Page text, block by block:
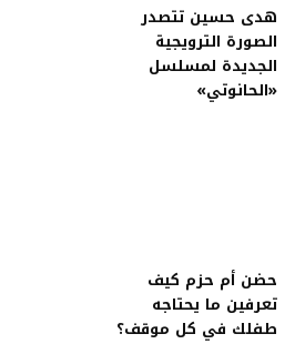
هدى حسين تتصدر
الصورة الترويجية
الجديدة لمسلسل
«الحانوتي»
حضن أم حزم كيف
تعرفين ما يحتاجه
طفلك في كل موقف؟